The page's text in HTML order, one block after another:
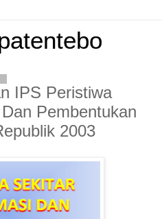
IPS Peristiwa
Pembentukan
2003